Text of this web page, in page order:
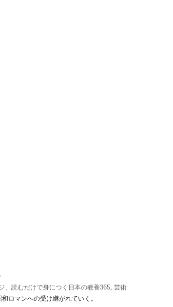
、読むだけで身につく日本の教養365, 芸術
ロマンへの受け継がれていく。